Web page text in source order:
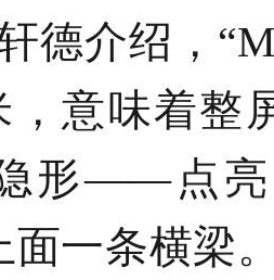
德介绍，
，意味着整
形——点亮
面一条横梁